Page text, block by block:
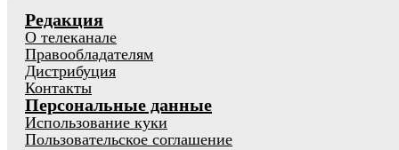
Редакция
О телеканале
Правообладателям
Дистрибуция
Контакты
Персональные данные
Использование куки
Пользовательское соглашение